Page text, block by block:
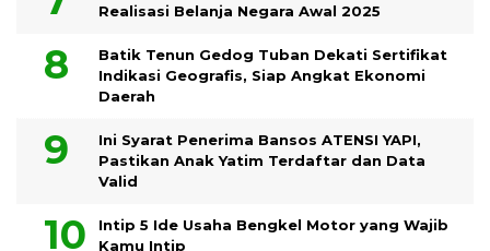
Realisasi Belanja Negara Awal 2025
Batik Tenun Gedog Tuban Dekati Sertifikat
Indikasi Geografis, Siap Angkat Ekonomi
Daerah
Ini Syarat Penerima Bansos ATENSI YAPI,
Pastikan Anak Yatim Terdaftar dan Data
Valid
Intip 5 Ide Usaha Bengkel Motor yang Wajib
Kamu Intip